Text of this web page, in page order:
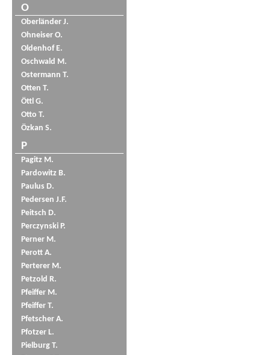
O
Oberländer J.
Ohneiser O.
Oldenhof E.
Oschwald M.
Ostermann T.
Otten T.
Öttl G.
Otto T.
Özkan S.
P
Pagitz M.
Pardowitz B.
Paulus D.
Pedersen J.F.
Peitsch D.
Perczynski P.
Perner M.
Perott A.
Perterer M.
Petzold R.
Pfeiffer M.
Pfeiffer T.
Pfetscher A.
Pfotzer L.
Pielburg T.